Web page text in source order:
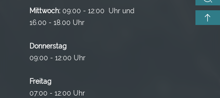
Mittwoch: 09:00 - 12:00 Uhr und
16.00 - 18.00 Uhr
Donnerstag
09:00 - 12:00 Uhr
Freitag
07:00 - 12:00 Uhr